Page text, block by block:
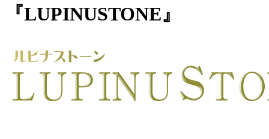
『LUPINUSTONE』